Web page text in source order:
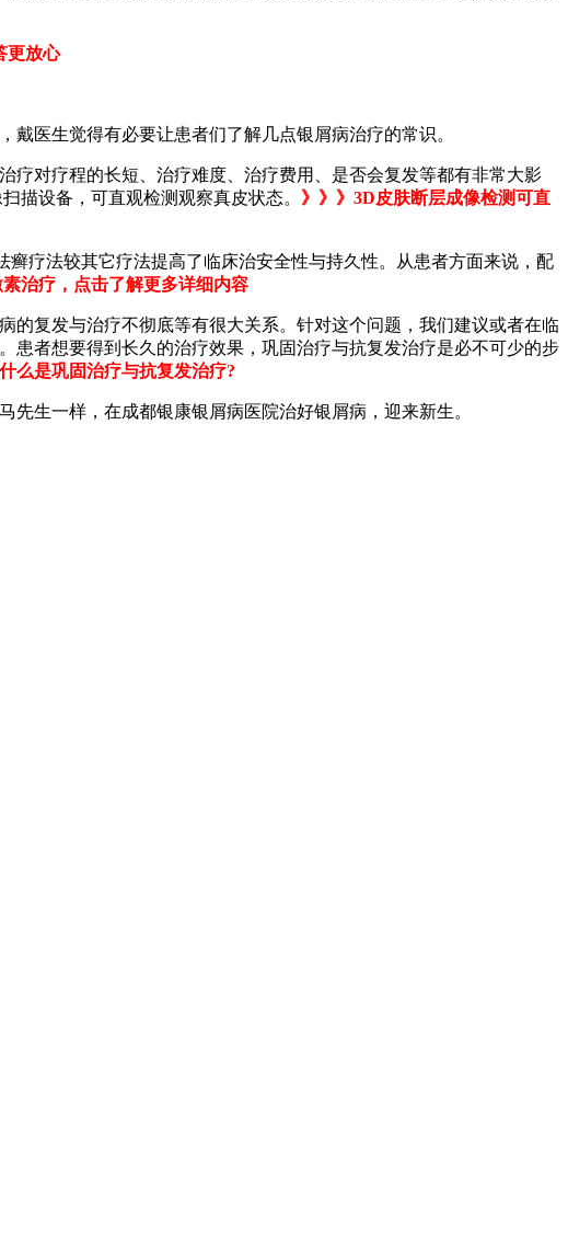
更放心
医生觉得有必要让患者们了解几点银屑病治疗的常识。
疗对疗程的长短、治疗难度、治疗费用、是否会复发等都有非常大影
描设备，可直观检测观察真皮状态。 》》》3D皮肤断层成像检测可直
疗法较其它疗法提高了临床治安全性与持久性。从患者方面来说，配
治疗，点击了解更多详细内容
复发与治疗不彻底等有很大关系。针对这个问题，我们建议或者在临
患者想要得到长久的治疗效果，巩固治疗与抗复发治疗是必不可少的步
么是巩固治疗与抗复发治疗?
生一样，在成都银康银屑病医院治好银屑病，迎来新生。